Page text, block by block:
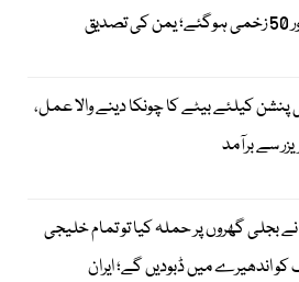
کیلئے بیٹے کا چونکا دینے والا عمل،
سے برآمد
نے بجلی گھروں پر حملہ کیا تو تمام خلیجی
اندھیرے میں ڈبودیں گے؛ ایران